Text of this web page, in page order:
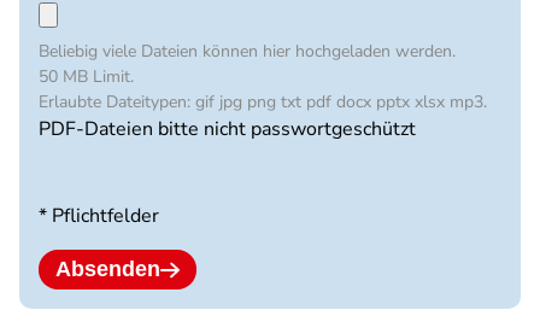
Beliebig viele Dateien können hier hochgeladen werden.
50 MB Limit.
Erlaubte Dateitypen: gif jpg png txt pdf docx pptx xlsx mp3.
PDF-Dateien bitte nicht passwortgeschützt
* Pflichtfelder
Absenden